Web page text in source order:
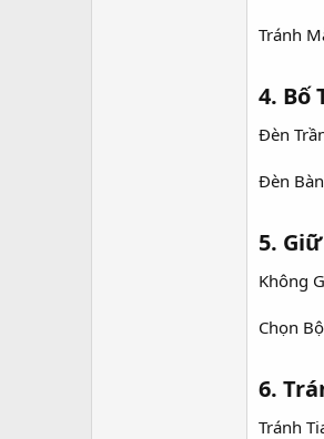
Tránh
4. Bố
Đèn
Đèn
5.
Không
Chọn
6.
Tránh